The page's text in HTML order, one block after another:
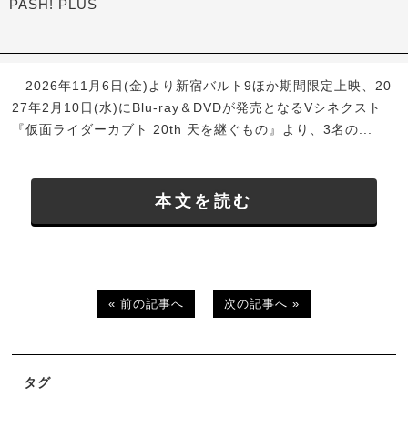
PASH! PLUS
2026年11月6日(金)より新宿バルト9ほか期間限定上映、20
27年2月10日(水)にBlu-ray＆DVDが発売となるVシネクスト
『仮面ライダーカブト 20th 天を継ぐもの』より、3名の...
本文を読む
« 前の記事へ 次の記事へ »
タグ